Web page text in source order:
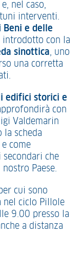
nel caso,
interventi.
Beni e delle
introdotto con la
sinottica, uno
una corretta
edifici storici e
con
Valdemarin
la scheda
come
che
Paese.
cui sono
ciclo Pillole
9.00 presso la
a distanza